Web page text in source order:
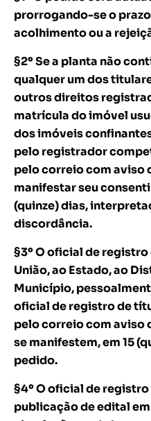
prorrogando-se o
acolhimento ou a
§2º Se a planta não
qualquer um dos
outros direitos
matrícula do imóvel
dos imóveis
pelo registrador
pelo correio com aviso
manifestar seu
(quinze) dias,
discordância.
§3º O oficial de
União, ao Estado, ao
Município,
oficial de registro de
pelo correio com aviso
se manifestem, em 15
pedido.
§4º O oficial de
publicação de edital